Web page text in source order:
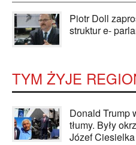
Piotr Doll
struktur e-
TYM ŻYJE
Donald Trump
tłumy. Były
Józef Ciesielka